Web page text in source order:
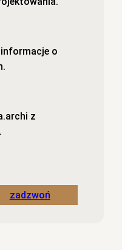
informacje o
z
zadzwoń